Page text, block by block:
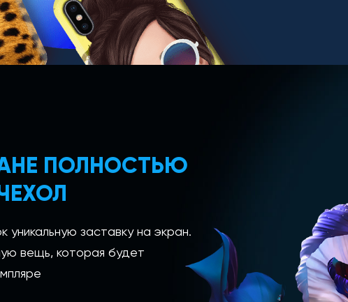
ПОЛНОСТЬЮ
заставку на экран.
вещь, которая будет